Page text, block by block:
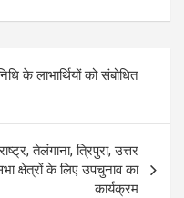
के लाभार्थियों को संबोधित
तेलंगाना, त्रिपुरा, उत्तर
क्षेत्रों के लिए उपचुनाव का
कार्यक्रम